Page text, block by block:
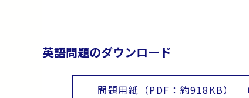
英語問題のダウンロード
問題用紙（PDF：約918KB）